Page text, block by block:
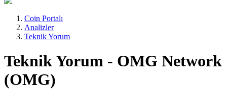
Coin Portalı
Analizler
Teknik Yorum
Teknik Yorum - OMG Network
(OMG)